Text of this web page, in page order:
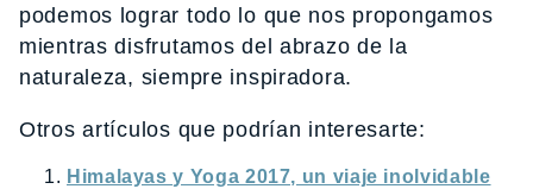
podemos lograr todo lo que nos propongamos
mientras disfrutamos del abrazo de la
naturaleza, siempre inspiradora.
Otros artículos que podrían interesarte:
Himalayas y Yoga 2017, un viaje inolvidable